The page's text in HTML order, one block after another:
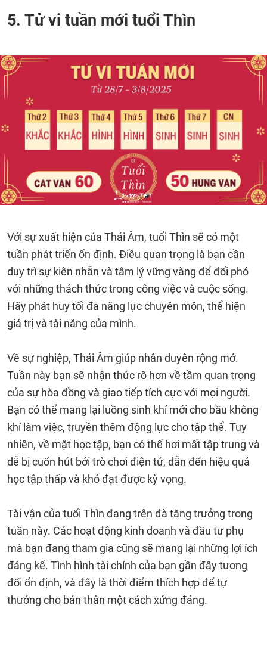
5. Tử vi tuần mới tuổi Thìn
Với sự xuất hiện của Thái Âm, tuổi Thìn sẽ có một
tuần phát triển ổn định. Điều quan trọng là bạn cần
duy trì sự kiên nhẫn và tâm lý vững vàng để đối phó
với những thách thức trong công việc và cuộc sống.
Hãy phát huy tối đa năng lực chuyên môn, thể hiện
giá trị và tài năng của mình.
Về sự nghiệp, Thái Âm giúp nhân duyên rộng mở.
Tuần này bạn sẽ nhận thức rõ hơn về tầm quan trọng
của sự hòa đồng và giao tiếp tích cực với mọi người.
Bạn có thể mang lại luồng sinh khí mới cho bầu không
khí làm việc, truyền thêm động lực cho tập thể. Tuy
nhiên, về mặt học tập, bạn có thể hơi mất tập trung và
dễ bị cuốn hút bởi trò chơi điện tử, dẫn đến hiệu quả
học tập thấp và khó đạt được kỳ vọng.
Tài vận của tuổi Thìn đang trên đà tăng trưởng trong
tuần này. Các hoạt động kinh doanh và đầu tư phụ
mà bạn đang tham gia cũng sẽ mang lại những lợi ích
đáng kể. Tình hình tài chính của bạn gần đây tương
đối ổn định, và đây là thời điểm thích hợp để tự
thưởng cho bản thân một cách xứng đáng.